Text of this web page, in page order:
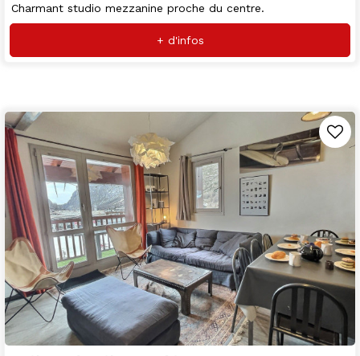
Charmant studio mezzanine proche du centre.
+ d'infos